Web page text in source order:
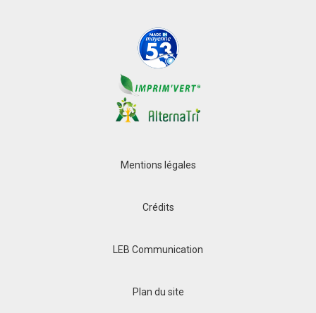
Mentions légales
Crédits
LEB Communication
Plan du site